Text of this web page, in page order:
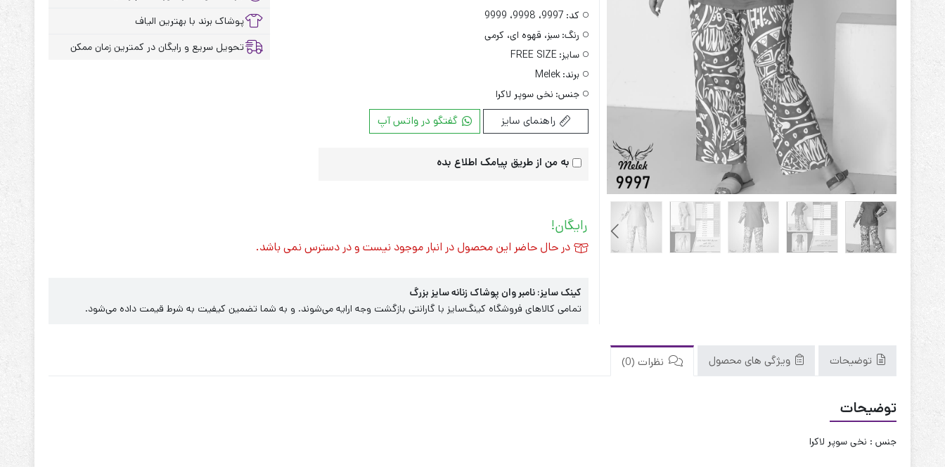
کد: 9997، 9998، 9999
رنگ: سبز، قهوه ای، کرمی
سایز: FREE SIZE
برند: Melek
جنس: نخی سوپر لاکرا
راهنمای سایز گفتگو در واتس آپ
به من از طریق پیامک اطلاع بده
پوشاک برند با بهترین الیاف
تحویل سریع و رایگان در کمترین زمان ممکن
رایگان!
در حال حاضر این محصول در انبار موجود نیست و در دسترس نمی باشد.
کینک سایز: نامبر وان پوشاک زنانه سایز بزرگ
تمامی کالاهای فروشگاه کینگ‌سایز با گارانتی بازگشت وجه ارایه می‌شوند. و به شما تضمین کیفیت به شرط قیمت داده می‌شود.
توضیحات ویژگی های محصول نظرات (0)
توضیحات
جنس : نخی سوپر لاکرا